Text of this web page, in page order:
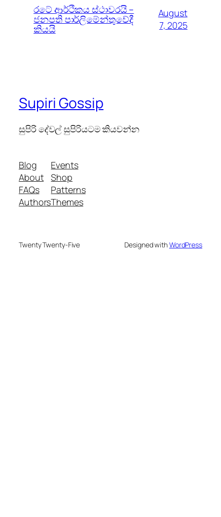
රටේ ආර්ථිකය ස්ථාවරයි –
ජනපති පාර්ලිමේන්තුවේදී
කියයි
August
7, 2025
Supiri Gossip
සුපිරි දේවල් සුපිරියටම කියවන්න
Blog
About
FAQs
Authors
Events
Shop
Patterns
Themes
Twenty Twenty-Five Designed withWordPress